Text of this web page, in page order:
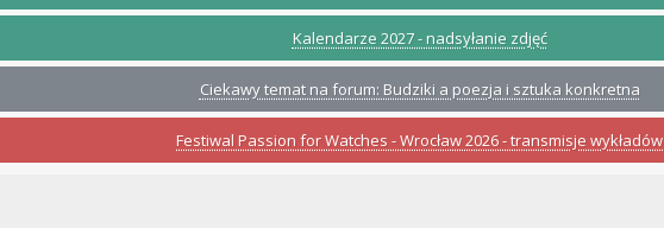
Kalendarze 2027 - nadsyłanie zdjęć
Ciekawy temat na forum: Budziki a poezja i sztuka konkretna
Festiwal Passion for Watches - Wrocław 2026 - transmisje wykładów